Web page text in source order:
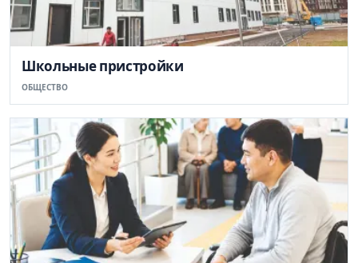
Школьные пристройки
ОБЩЕСТВО